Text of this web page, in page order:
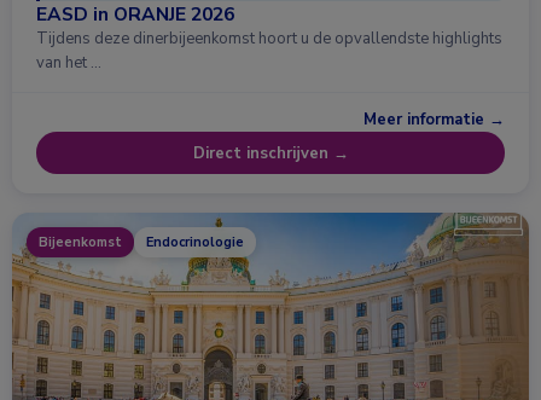
EASD in ORANJE 2026
Tijdens deze dinerbijeenkomst hoort u de opvallendste highlights
van het …
Meer informatie →
Direct inschrijven →
Bijeenkomst Endocrinologie